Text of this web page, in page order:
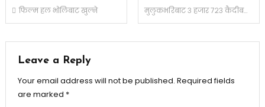
Post
navigation
फिल्म हल भोलिबाट खुल्ने मुलुकभरिबाट ३ हजार ७२३ कैदीबन्दी पक्राउ
Leave a Reply
Your email address will not be published. Required fields
are marked *